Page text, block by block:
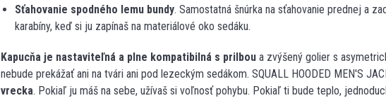
Sťahovanie spodného lemu bundy. Samostatná šnúrka na sťahovanie prednej a
karabíny, keď si ju zapínaš na materiálové oko sedáku.
Kapucňa je nastaviteľná a plne kompatibilná s prilbou a zvýšený golier s
nebude prekážať ani na tvári ani pod lezeckým sedákom. SQUALL HOODED MEN'S
vrecka. Pokiaľ ju máš na sebe, užívaš si voľnosť pohybu. Pokiaľ ti bude teplo,